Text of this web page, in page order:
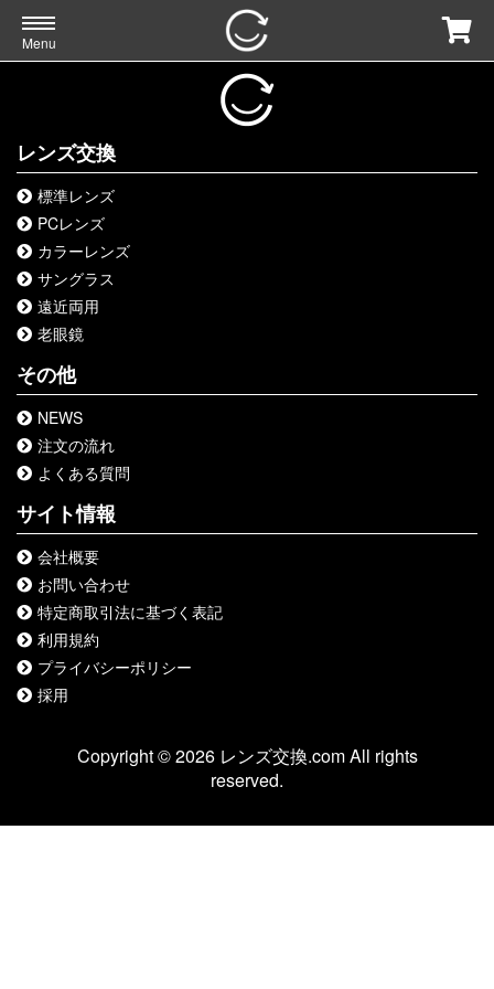
Menu
レンズ交換
標準レンズ
PCレンズ
カラーレンズ
サングラス
遠近両用
老眼鏡
その他
NEWS
注文の流れ
よくある質問
サイト情報
会社概要
お問い合わせ
特定商取引法に基づく表記
利用規約
プライバシーポリシー
採用
Copyright © 2026 レンズ交換.com All rights
reserved.